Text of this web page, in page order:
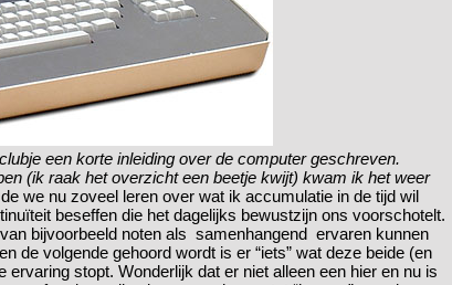
een korte inleiding over de computer geschreven.
(ik raak het overzicht een beetje kwijt) kwam ik het weer
we nu zoveel leren over wat ik accumulatie in de tijd wil
beseffen die het dagelijks bewustzijn ons voorschotelt.
bijvoorbeeld noten als samenhangend ervaren kunnen
de volgende gehoord wordt is er “iets” wat deze beide (en
stopt. Wonderlijk dat er niet alleen een hier en nu is